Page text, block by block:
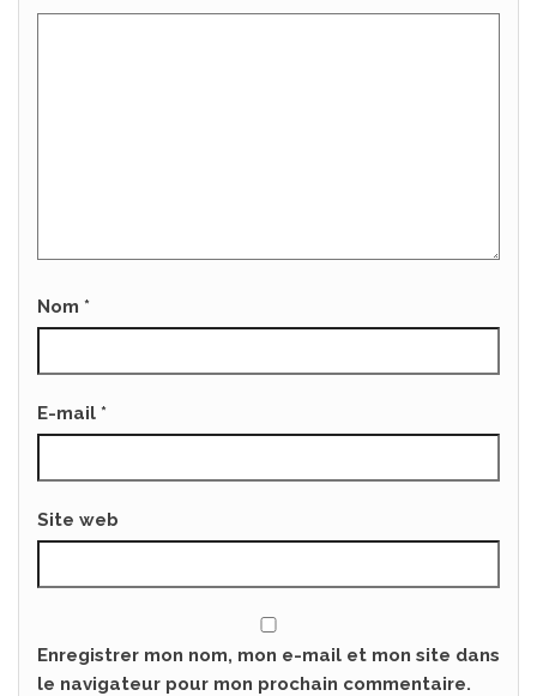
Nom *
E-mail *
Site web
Enregistrer mon nom, mon e-mail et mon site dans
le navigateur pour mon prochain commentaire.